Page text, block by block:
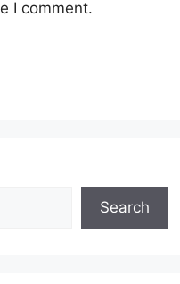
I comment.
Search